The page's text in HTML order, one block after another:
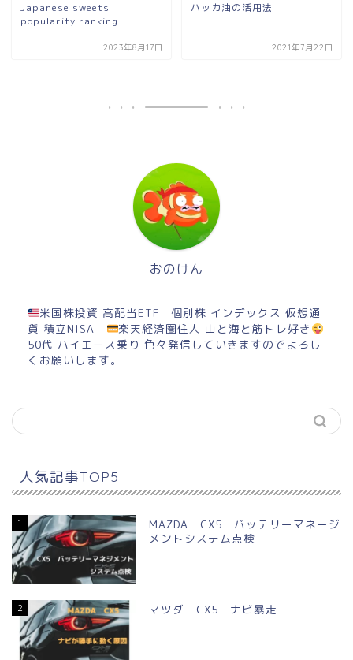
Japanese sweets
popularity ranking
2023年8月17日
ハッカ油の活用法
2021年7月22日
おのけん
米国株投資 高配当ETF 個別株 インデックス 仮想通
貨 積立NISA
楽天経済圏住人 山と海と筋トレ好き
50代 ハイエース乗り 色々発信していきますのでよろし
くお願いします。
人気記事TOP5
1
MAZDA CX5 バッテリーマネージ
メントシステム点検
2 マツダ CX5 ナビ暴走